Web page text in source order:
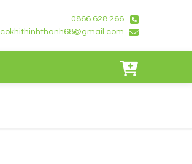
0866.628.266
cokhithinhthanh68@gmail.com